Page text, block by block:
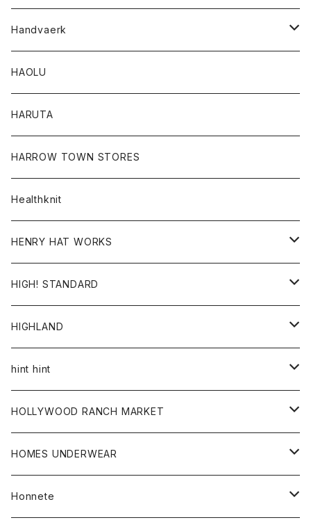
アウター
カーディガン
コート
トップス
シャツ
スウェット
レディース
カーディガン
コート
ボトム
パンツ
Handvaerk
トップス
Tシャツ
ロンTEE
HAOLU
HARUTA
HARROW TOWN STORES
Healthknit
HENRY HAT WORKS
帽子
HIGH! STANDARD
アウター
ジャケット
トップス
シャツ
カーディガン
ボトム
グッズ
帽子
HIGHLAND
帽子
hint hint
ストール
HOLLYWOOD RANCH MARKET
アウター
カーディガン
アクセサリー
HOMES UNDERWEAR
アウター
Honnete